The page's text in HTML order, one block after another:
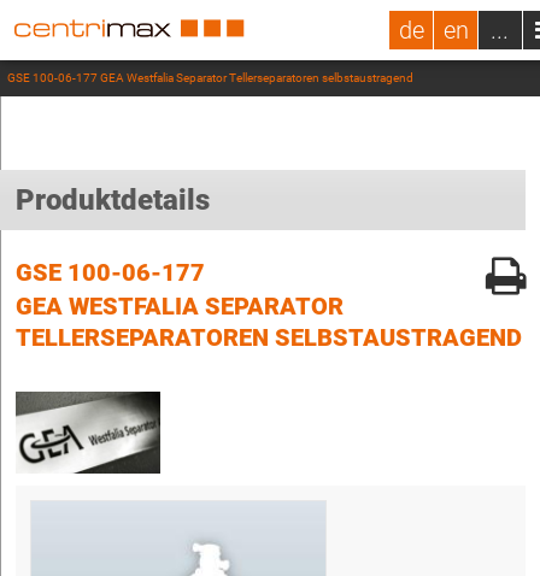
de en ...
GSE 100-06-177 GEA Westfalia Separator Tellerseparatoren selbstaustragend
Produktdetails
GSE 100-06-177
GEA WESTFALIA SEPARATOR
TELLERSEPARATOREN SELBSTAUSTRAGEND